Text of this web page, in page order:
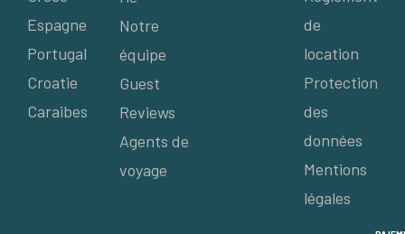
Espagne
Portugal
Croatie
Caraibes
Notre
équipe
Guest
Reviews
Agents de
voyage
de
location
Protection
des
données
Mentions
légales